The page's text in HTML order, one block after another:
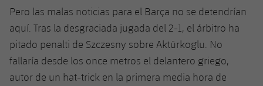
Pero las malas noticias para el Barça no se detendrían
aquí. Tras la desgraciada jugada del 2-1, el árbitro ha
pitado penalti de Szczesny sobre Aktürkoglu. No
fallaría desde los once metros el delantero griego,
autor de un hat-trick en la primera media hora de